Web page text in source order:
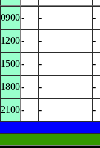
0900- - -
1200- - -
1500- - -
1800- - -
2100- -
-